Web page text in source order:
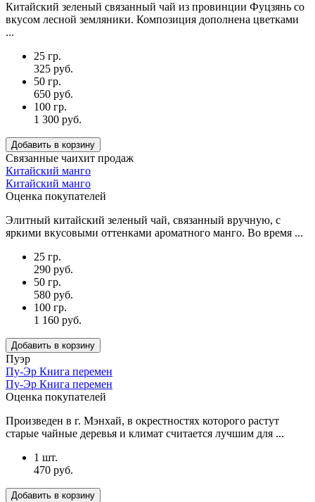
Китайский зеленый связанный чай из провинции Фуцзянь со
вкусом лесной земляники. Композиция дополнена цветками
...
25 гр.
325 руб.
50 гр.
650 руб.
100 гр.
1 300 руб.
Добавить в корзину
Связанные чаихит продаж
Китайский манго
Китайский манго
Оценка покупателей
Элитный китайский зеленый чай, связанный вручную, с
яркими вкусовыми оттенками ароматного манго. Во время ...
25 гр.
290 руб.
50 гр.
580 руб.
100 гр.
1 160 руб.
Добавить в корзину
Пуэр
Пу-Эр Книга перемен
Пу-Эр Книга перемен
Оценка покупателей
Произведен в г. Мэнхай, в окрестностях которого растут
старые чайные деревья и климат считается лучшим для ...
1 шт.
470 руб.
Добавить в корзину